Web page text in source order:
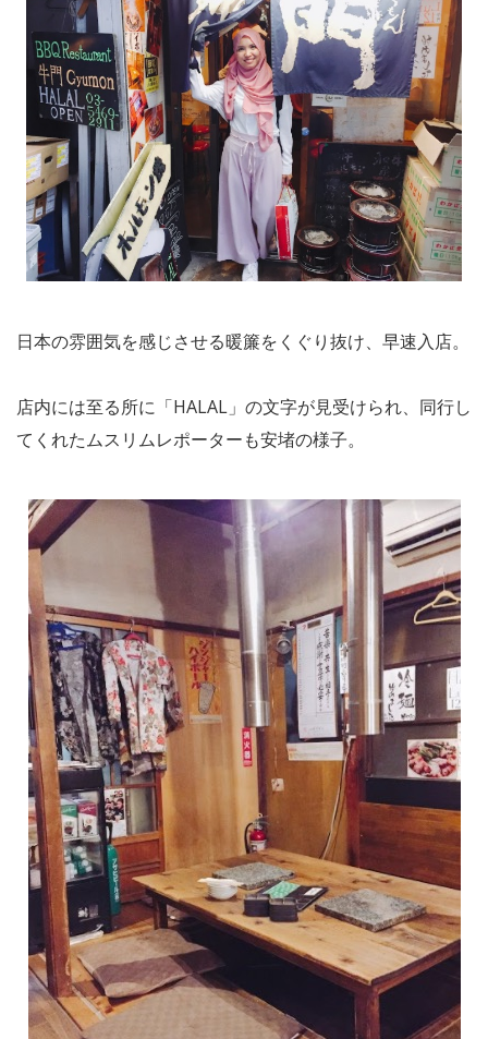
日本の雰囲気を感じさせる暖簾をくぐり抜け、早速入店。
店内には至る所に「HALAL」の文字が見受けられ、同行し
てくれたムスリムレポーターも安堵の様子。